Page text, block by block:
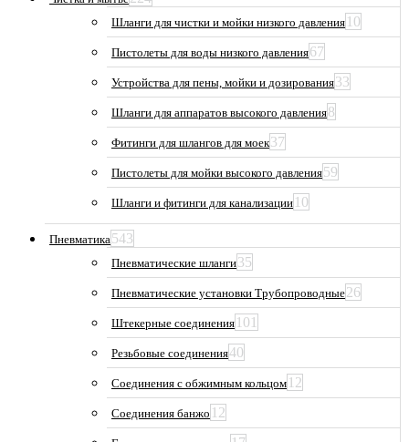
Шланги для чистки и мойки низкого давления 10
Пистолеты для воды низкого давления67
Устройства для пены, мойки и дозирования33
Шланги для аппаратов высокого давления8
Фитинги для шлангов для моек37
Пистолеты для мойки высокого давления59
Шланги и фитинги для канализации 10
Пневматика543
Пневматические шланги35
Пневматические установки Трубопроводные26
Штекерные соединения 101
Резьбовые соединения40
Соединения с обжимным кольцом 12
Соединения банжо 12